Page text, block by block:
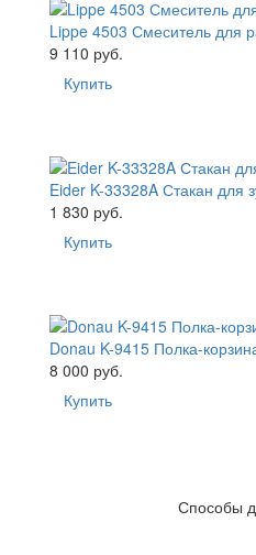
Lippe 4503 Смеситель для
9 110 руб.
Купить
Eider K-33328A Стакан для
1 830 руб.
Купить
Donau K-9415 Полка-
8 000 руб.
Купить
Способы